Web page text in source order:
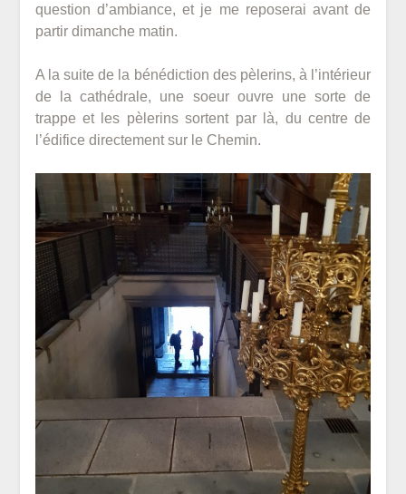
question d’ambiance, et je me reposerai avant de
partir dimanche matin.
A la suite de la bénédiction des pèlerins, à l’intérieur
de la cathédrale, une soeur ouvre une sorte de
trappe et les pèlerins sortent par là, du centre de
l’édifice directement sur le Chemin.